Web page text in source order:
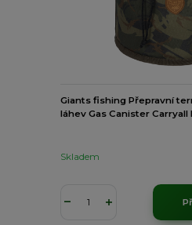
Giants fishing Přepravní
láhev Gas Canister Carryall
Skladem